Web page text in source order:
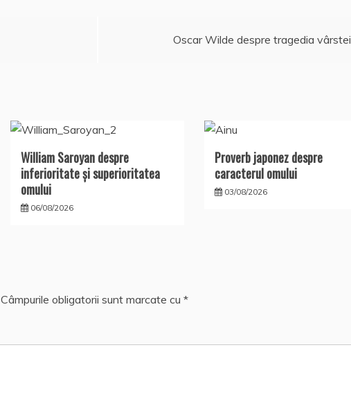
Oscar Wilde despre tragedia vârstei
William Saroyan despre
inferioritate şi superioritatea
omului
06/08/2026
Proverb japonez despre
caracterul omului
03/08/2026
Câmpurile obligatorii sunt marcate cu *